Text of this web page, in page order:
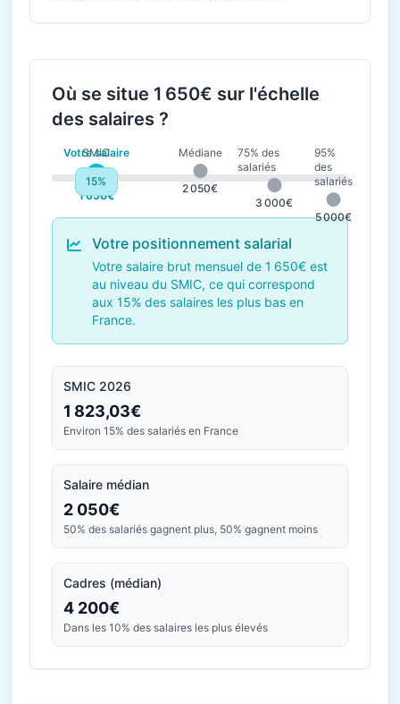
Où se situe 1 650€ sur l'échelle
des salaires ?
SMIC
1 823€
Médiane
2 050€
75% des
salariés
3 000€
95%
des
salariés
5 000€
Votre salaire
1 650€
15%
Votre positionnement salarial
Votre salaire brut mensuel de 1 650€ est
au niveau du SMIC, ce qui correspond
aux 15% des salaires les plus bas en
France.
SMIC 2026
1 823,03€
Environ 15% des salariés en France
Salaire médian
2 050€
50% des salariés gagnent plus, 50% gagnent moins
Cadres (médian)
4 200€
Dans les 10% des salaires les plus élevés